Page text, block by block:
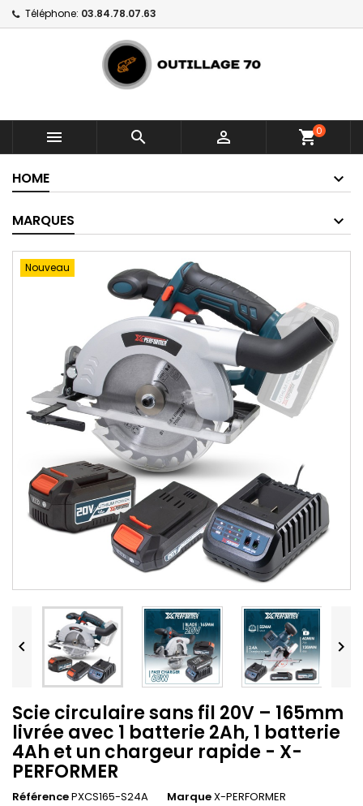
Téléphone: 03.84.78.07.63
   shopping_cart0
HOME
MARQUES
Nouveau
 
Scie circulaire sans fil 20V – 165mm
livrée avec 1 batterie 2Ah, 1 batterie
4Ah et un chargeur rapide - X-
PERFORMER
RéférencePXCS165-S24A MarqueX-PERFORMER